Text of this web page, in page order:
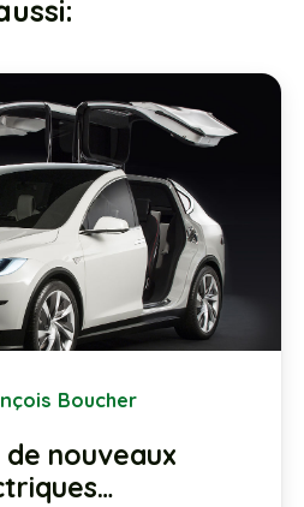
Boucher
de nouveaux